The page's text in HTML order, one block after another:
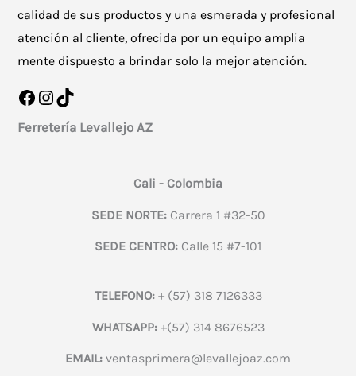
calidad de sus productos y una esmerada y profesional
atención al cliente, ofrecida por un equipo amplia
mente dispuesto a brindar solo la mejor atención.
Facebook
Instagram
TikTok
Ferretería Levallejo AZ
Cali - Colombia
SEDE NORTE:Carrera 1 #32-50
SEDE CENTRO: Calle 15 #7-101
TELEFONO:+ (57) 318 7126333
WHATSAPP:+(57) 314 8676523
EMAIL: ventasprimera@levallejoaz.com